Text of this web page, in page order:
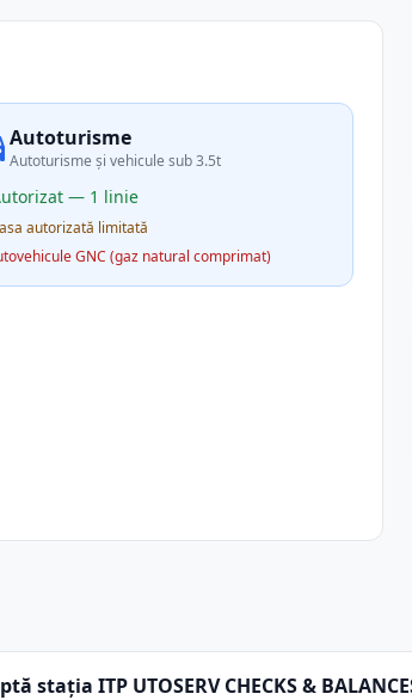
Autoturisme
Autoturisme și vehicule sub 3.5t
— 1 linie
autorizată limitată
GNC (gaz natural comprimat)
stația ITP UTOSERV CHECKS &